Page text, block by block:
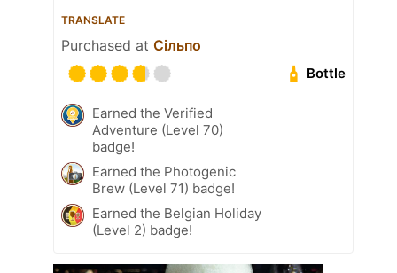
TRANSLATE
Purchased at Сільпо
Bottle
Earned the Verified
Adventure (Level 70)
badge!
Earned the Photogenic
Brew (Level 71) badge!
Earned the Belgian Holiday
(Level 2) badge!